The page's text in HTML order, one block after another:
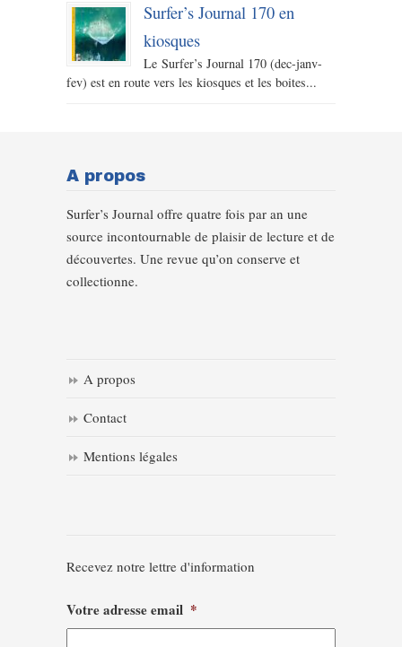
Surfer’s Journal 170 en
kiosques
Le Surfer’s Journal 170 (dec-janv-
fev) est en route vers les kiosques et les boites...
A propos
Surfer’s Journal offre quatre fois par an une
source incontournable de plaisir de lecture et de
découvertes. Une revue qu’on conserve et
collectionne.
A propos
Contact
Mentions légales
Recevez notre lettre d'information
Votre adresse email *